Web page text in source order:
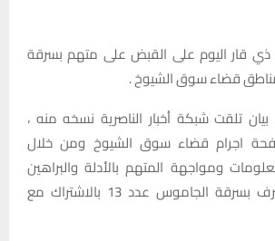
ذي قار اليوم على القبض على متهم بسرقة
قضاء سوق الشيوخ .
تلقت شبكة أخبار الناصرية نسخه منه ،
اجرام قضاء سوق الشيوخ ومن خلال
ومواجهة المتهم بالأدلة والبراهين
المتوفرة ضده اعترف بسرقة الجاموس عدد 13 بالاشتراك مع